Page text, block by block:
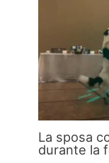
La sposa
durante la